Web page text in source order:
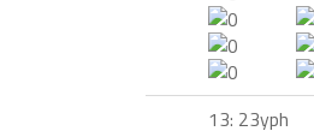
13: 23yph